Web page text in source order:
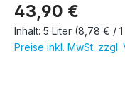
43,90 €
Inhalt: 5 Liter (8,78 € / 1
Preise inkl. MwSt. zzgl.